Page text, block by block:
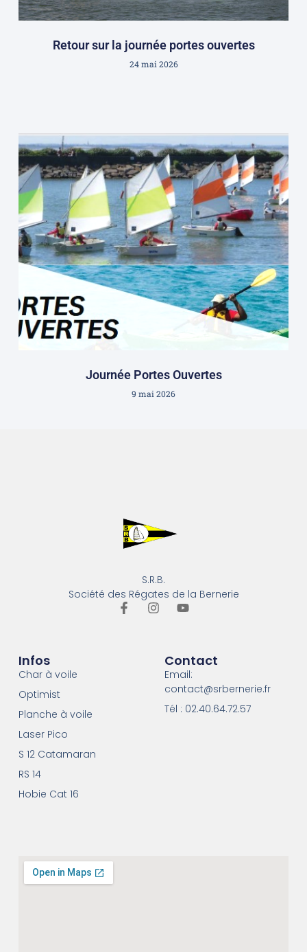
Retour sur la journée portes ouvertes
24 mai 2026
Journée Portes Ouvertes
9 mai 2026
S.R.B.
Société des Régates de la Bernerie
Infos
Char à voile
Optimist
Planche à voile
Laser Pico
S 12 Catamaran
RS 14
Hobie Cat 16
Contact
Email:
contact@srbernerie.fr
Tél : 02.40.64.72.57